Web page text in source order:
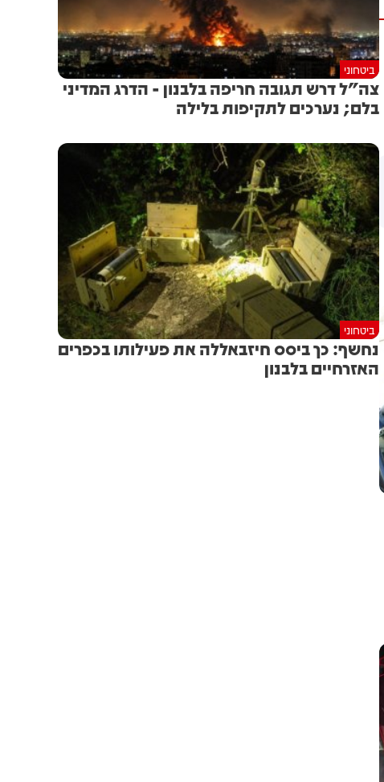
ביטחוני
צה"ל דרש תגובה חריפה בלבנון - הדרג המדיני
בלם; נערכים לתקיפות בלילה
ביטחוני
נחשף: כך ביסס חיזבאללה את פעילותו בכפרים
האזרחיים בלבנון